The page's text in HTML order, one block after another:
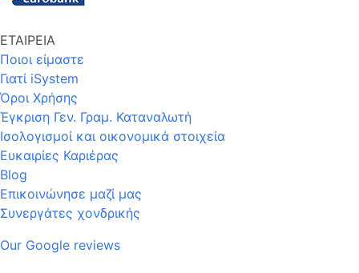
ΕΤΑΙΡΕΙΑ
Ποιοι είμαστε
Γιατί iSystem
Όροι Χρήσης
Έγκριση Γεν. Γραμ. Καταναλωτή
Ισολογισμοί και οικονομικά στοιχεία
Ευκαιρίες Καριέρας
Blog
Επικοινώνησε μαζί μας
Συνεργάτες χονδρικής
Our Google reviews